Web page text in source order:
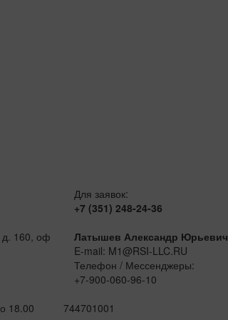
д. 160, оф
18.00
Для заявок:
+7 (351) 248-24-36
Латышев Александр Юрьевич
E-mail: M1@RSI-LLC.RU
Телефон / Мессенджеры:
+7-900-060-96-10
744701001